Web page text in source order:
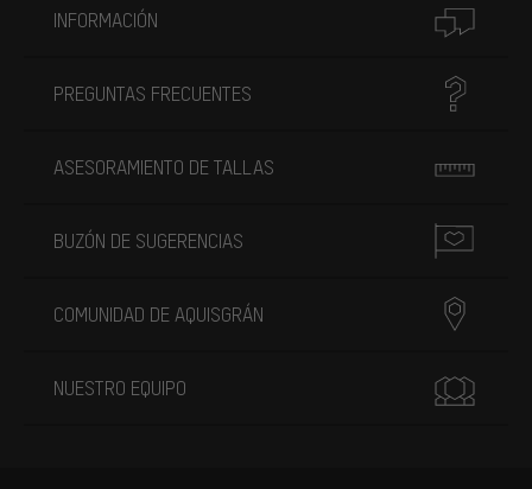
INFORMACIÓN
PREGUNTAS FRECUENTES
ASESORAMIENTO DE TALLAS
BUZÓN DE SUGERENCIAS
COMUNIDAD DE AQUISGRÁN
NUESTRO EQUIPO